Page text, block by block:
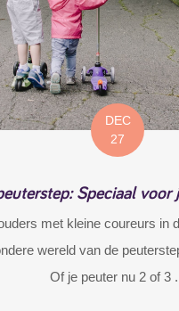
DEC
27
Speciaal voor
met kleine coureurs in
wereld van de
Of je peuter nu 2 of 3